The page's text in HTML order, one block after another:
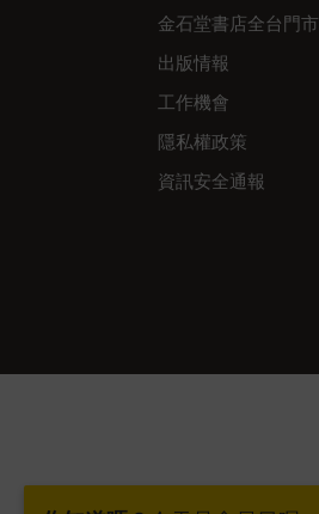
金石堂書店全台門市
出版情報
工作機會
隱私權政策
資訊安全通報